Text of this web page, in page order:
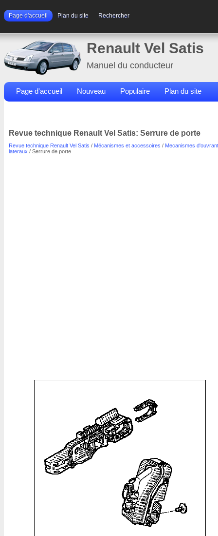
Page d'accueil Plan du site Rechercher
Renault Vel Satis
Manuel du conducteur
Page d'accueil Nouveau Populaire Plan du site
Revue technique Renault Vel Satis: Serrure de porte
Revue technique Renault Vel Satis / Mécanismes et accessoires / Mecanismes
lateraux / Serrure de porte